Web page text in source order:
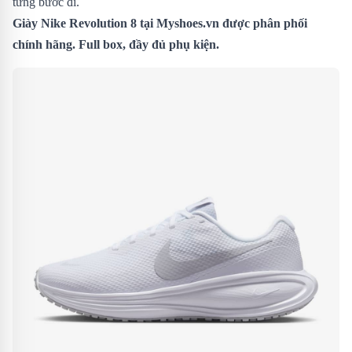
Giày Nike Revolution 8 tại Myshoes.vn được phân phối
chính hãng. Full box, đầy đủ phụ kiện.